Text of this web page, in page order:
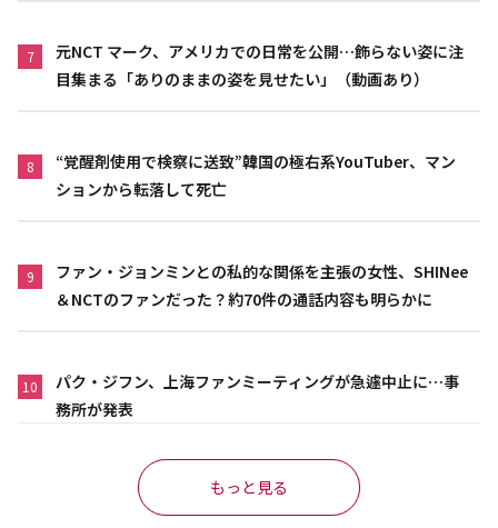
7
元NCT マーク、アメリカでの日常を公開…飾らない姿に注
目集まる「ありのままの姿を見せたい」（動画あり）
8
“覚醒剤使用で検察に送致”韓国の極右系YouTuber、マン
ションから転落して死亡
9
ファン・ジョンミンとの私的な関係を主張の女性、SHINee
＆NCTのファンだった？約70件の通話内容も明らかに
10
パク・ジフン、上海ファンミーティングが急遽中止に…事
務所が発表
もっと見る